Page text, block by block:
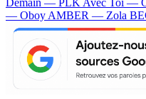
— Oboy AMBER — Zola